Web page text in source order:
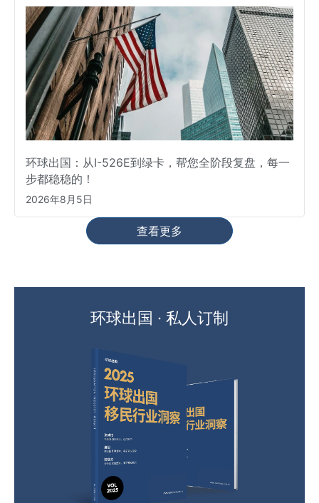
环球出国：从I-526E到绿卡，帮您全阶段复盘，每一
步都稳稳的！
2026年8月5日
查看更多
环球出国 · 私人订制